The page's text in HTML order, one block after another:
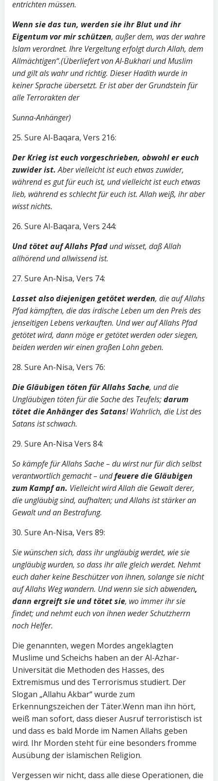
entrichten müssen.
Wenn sie das tun, werden sie ihr Blut und ihr
Eigentum vor mir schützen, außer dem, was der wahre
Islam verordnet. Ihre Vergeltung erfolgt durch Allah, dem
Allmächtigen“.(Überliefert von Al-Bukhari und Muslim
und gilt als wahr und richtig. Dieser Hadith wurde in
keiner Sprache übersetzt. Er ist aber der Grundstein für
alle Terrorakten der
Sunna-Anhänger)
25. Sure Al-Baqara, Vers 216:
Der Krieg ist euch vorgeschrieben, obwohl er euch
zuwider ist. Aber vielleicht ist euch etwas zuwider,
während es gut für euch ist, und vielleicht ist euch etwas
lieb, während es schlecht für euch ist. Allah weiß, ihr aber
wisst nichts.
26. Sure Al-Baqara, Vers 244:
Und tötet auf Allahs Pfad und wisset, daß Allah
allhörend und allwissend ist.
27. Sure An-Nisa, Vers 74:
Lasset also diejenigen getötet werden, die auf Allahs
Pfad kämpften, die das irdische Leben um den Preis des
jenseitigen Lebens verkauften. Und wer auf Allahs Pfad
getötet wird, dann möge er getötet werden oder siegen,
beiden werden wir einen großen Lohn geben.
28. Sure An-Nisa, Vers 76:
Die Gläubigen töten für Allahs Sache, und die
Ungläubigen töten für die Sache des Teufels;darum
tötet die Anhänger des Satans! Wahrlich, die List des
Satans ist schwach.
29. Sure An-Nisa Vers 84:
So kämpfe für Allahs Sache – du wirst nur für dich selbst
verantwortlich gemacht – undfeuere die Gläubigen
zum Kampf an. Vielleicht wird Allah die Gewalt derer,
die ungläubig sind, aufhalten; und Allahs ist stärker an
Gewalt und an Bestrafung.
30. Sure An-Nisa, Vers 89:
Sie wünschen sich, dass ihr ungläubig werdet, wie sie
ungläubig wurden, so dass ihr alle gleich werdet. Nehmt
euch daher keine Beschützer von ihnen, solange sie nicht
auf Allahs Weg wandern. Und wenn sie sich abwenden,
dann ergreift sie und tötet sie, wo immer ihr sie
findet; und nehmt euch von ihnen weder Schutzherrn
noch Helfer.
Die genannten, wegen Mordes angeklagten
Muslime und Scheichs haben an der Al-Azhar-
Universität die Methoden des Hasses, des
Extremismus und des Terrorismus studiert. Der
Slogan „Allahu Akbar“ wurde zum
Erkennungszeichen der Täter.Wenn man ihn hört,
weiß man sofort, dass dieser Ausruf terroristisch ist
und dass es bald Morde im Namen Allahs geben
wird. Ihr Morden steht für eine besonders fromme
Ausübung der islamischen Religion.
Vergessen wir nicht, dass alle diese Operationen, die